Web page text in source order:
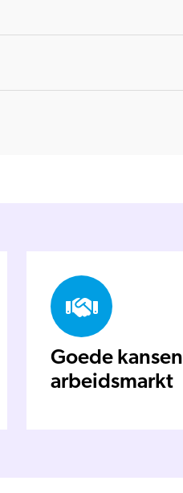
Goede kansen
arbeidsmarkt